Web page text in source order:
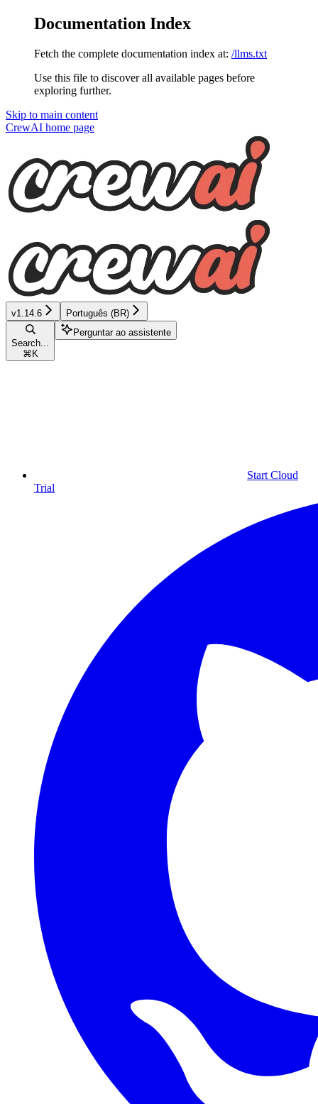
Documentation Index
Fetch the complete documentation index at: /llms.txt
Use this file to discover all available pages before
exploring further.
Skip to main content
CrewAI home page
v1.14.6 Português (BR)
Search...
⌘ K
Perguntar ao assistente
Start Cloud
Trial